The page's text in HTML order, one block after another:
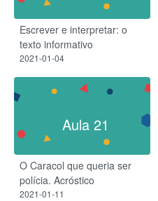
Escrever e interpretar: o
texto informativo
2021-01-04
Aula 21
O Caracol que queria ser
polícia. Acróstico
2021-01-11